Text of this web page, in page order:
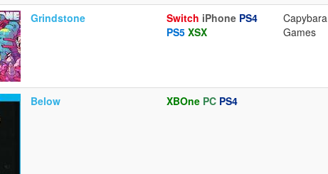
Grindstone Switch iPhone PS4
PS5 XSX
Capybara
Games
Below XBOne PC PS4